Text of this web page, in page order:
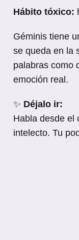
Hábito tóxico:
Géminis tiene
se queda en la
palabras como
emoción real.
✨ Déjalo ir:
Habla desde el
intelecto. Tu